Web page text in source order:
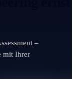
–
mit Ihrer